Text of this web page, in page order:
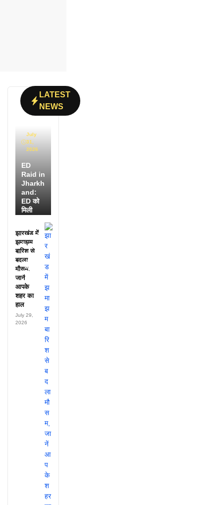
LATEST
NEWS
July
31,
2026
ED
Raid in
Jharkh
and:
ED को
मिली
25
अफसरों
के नाम,
हर महीने
पहुंचते थे
लाखों!
झारखंड में
झमाझम
बारिश से
बदला
मौसम,
जानें
आपके
शहर का
हाल
July 29,
2026